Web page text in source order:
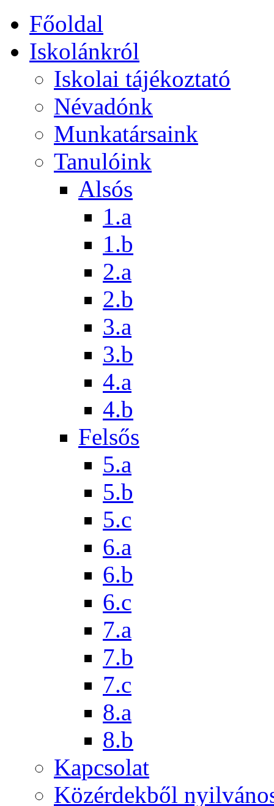
Főoldal
Iskolánkról
Iskolai tájékoztató
Névadónk
Munkatársaink
Tanulóink
Alsós
1.a
1.b
2.a
2.b
3.a
3.b
4.a
4.b
Felsős
5.a
5.b
5.c
6.a
6.b
6.c
7.a
7.b
7.c
8.a
8.b
Kapcsolat
Közérdekből